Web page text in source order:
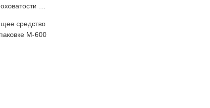
дл
средство
М-600